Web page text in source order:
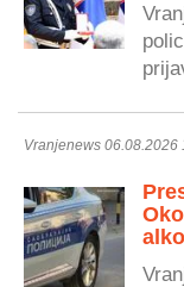
Vranjenews 06.08.2026